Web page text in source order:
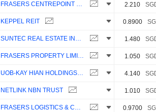
FRASERS CENTREPOINT TRUST 2.210
KEPPEL REIT 0.8900
SUNTEC REAL ESTATE INVESTMENT TRUST 1.480
FRASERS PROPERTY LIMITED 1.050
UOB-KAY HIAN HOLDINGS LIMITED 4.140
NETLINK NBN TRUST 1.010
FRASERS LOGISTICS & COMMERCIAL TRUST 0.9700